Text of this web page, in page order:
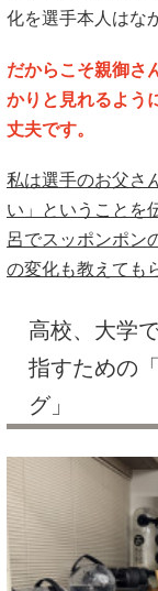
化を選手本人はな
だからこそ親御さ
かりと見れるよう
丈夫です。
私は選手のお父さ
い」ということを
呂でスッポンポン
の変化も教えても
高校、大学
指すための
グ」